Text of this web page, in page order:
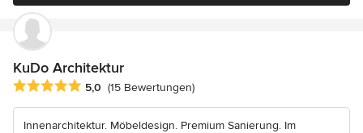
KuDo Architektur
Durchschnittliche Bewertung: 5 von 5 Sternen
5,0 (15 Bewertungen)
Innenarchitektur. Möbeldesign. Premium Sanierung. Im